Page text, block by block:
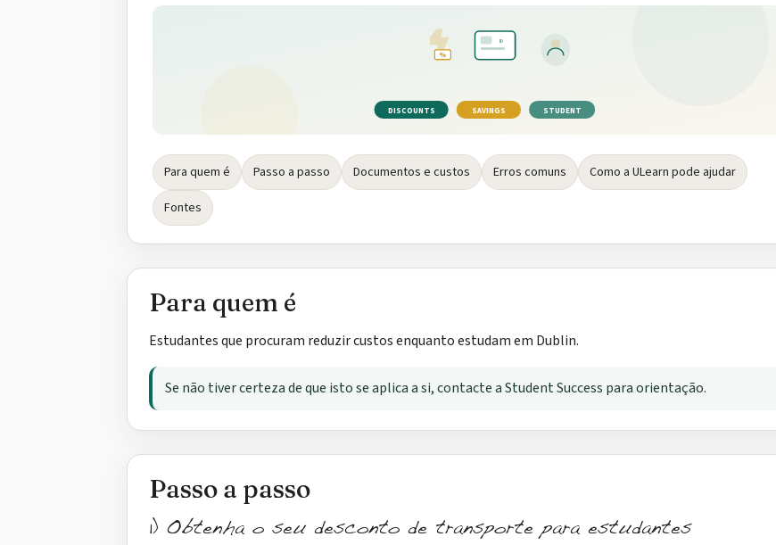
%
ID
DISCOUNTS SAVINGS STUDENT
Para quem é Passo a passo Documentos e custos Erros comuns
Como a ULearn pode ajudar
Fontes
Para quem é
Estudantes que procuram reduzir custos enquanto estudam em Dublin.
Se não tiver certeza de que isto se aplica a si, contacte a Student Success para orientação.
Passo a passo
1) Obtenha o seu desconto de transporte para estudantes